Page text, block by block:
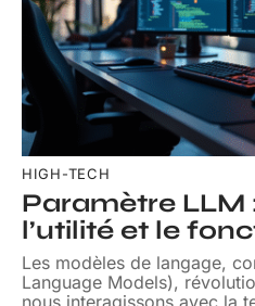
HIGH-TECH
Paramètre
l’utilité et le
Les modèles de langage,
Language Models),
nous interagissons avec la